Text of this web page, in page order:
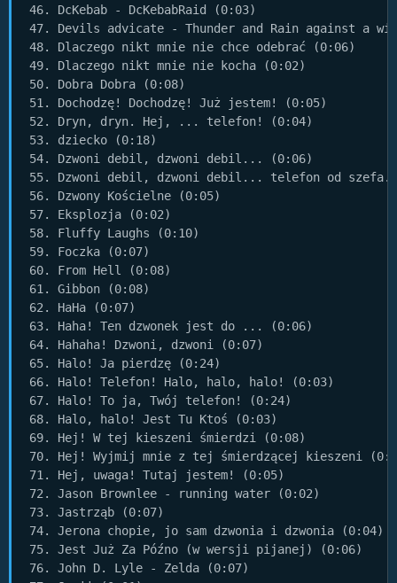
46. DcKebab - DcKebabRaid (0:03)
47. Devils advicate - Thunder and Rain against a
48. Dlaczego nikt mnie nie chce odebrać (0:06)
49. Dlaczego nikt mnie nie kocha (0:02)
50. Dobra Dobra (0:08)
51. Dochodzę! Dochodzę! Już jestem! (0:05)
52. Dryn, dryn. Hej, ... telefon! (0:04)
53. dziecko (0:18)
54. Dzwoni debil, dzwoni debil... (0:06)
55. Dzwoni debil, dzwoni debil... telefon od
56. Dzwony Kościelne (0:05)
57. Eksplozja (0:02)
58. Fluffy Laughs (0:10)
59. Foczka (0:07)
60. From Hell (0:08)
61. Gibbon (0:08)
62. HaHa (0:07)
63. Haha! Ten dzwonek jest do ... (0:06)
64. Hahaha! Dzwoni, dzwoni (0:07)
65. Halo! Ja pierdzę (0:24)
66. Halo! Telefon! Halo, halo, halo! (0:03)
67. Halo! To ja, Twój telefon! (0:24)
68. Halo, halo! Jest Tu Ktoś (0:03)
69. Hej! W tej kieszeni śmierdzi (0:08)
70. Hej! Wyjmij mnie z tej śmierdzącej kieszeni
71. Hej, uwaga! Tutaj jestem! (0:05)
72. Jason Brownlee - running water (0:02)
73. Jastrząb (0:07)
74. Jerona chopie, jo sam dzwonia i dzwonia (0:04)
75. Jest Już Za Późno (w wersji pijanej) (0:06)
76. John D. Lyle - Zelda (0:07)